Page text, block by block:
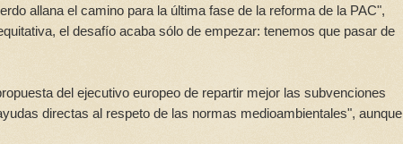
allana el camino para la última fase de la reforma de la PAC",
el desafío acaba sólo de empezar: tenemos que pasar de
del ejecutivo europeo de repartir mejor las subvenciones
directas al respeto de las normas medioambientales", aunque